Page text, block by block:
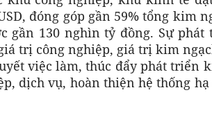
đóng góp gần 59% tổng kim
gần 130 nghìn tỷ đồng. Sự
trị công nghiệp, giá trị kim
việc làm, thúc đẩy phát triển
dịch vụ, hoàn thiện hệ thống